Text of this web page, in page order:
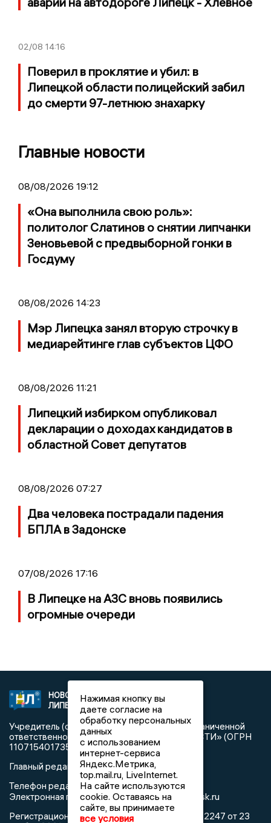
02/08 14:16
Поверил в проклятие и убил: в
Липецкой области полицейский забил
до смерти 97-летнюю знахарку
Главные новости
08/08/2026 19:12
«Она выполнила свою роль»:
политолог Слатинов о снятии липчанки
Зеновьевой с предвыборной гонки в
Госдуму
08/08/2026 14:23
Мэр Липецка занял вторую строчку в
медиарейтинге глав субъектов ЦФО
08/08/2026 11:21
Липецкий избирком опубликовал
декларации о доходах кандидатов в
областной Совет депутатов
08/08/2026 07:27
Два человека пострадали падения
БПЛА в Задонске
07/08/2026 17:16
В Липецке на АЗС вновь появились
огромные очереди
НОВОСТИ
ЛИПЕЦКА
2021 © NEWSLIPETSK.RU | СИ
«Новости Липецка»
Учредитель (соучредители): Общество с ограниченной
ответственностью «РЕГИОНАЛЬНЫЕ НОВОСТИ» (ОГРН
1107154017354)
Главный редактор: Герцог Е.Г.
Телефон редакции: +7 903 699 9427
Электронная почта редакции:info@newslipetsk.ru
Регистрационный номер: серия Эл № ФС77-82247 от 23
Нажимая кнопку вы
даете согласие на
обработку персональных
данных
с использованием
интернет-сервиса
Яндекс.Метрика,
top.mail.ru, LiveInternet.
На сайте используются
cookie. Оставаясь на
сайте, вы принимаете
все условия